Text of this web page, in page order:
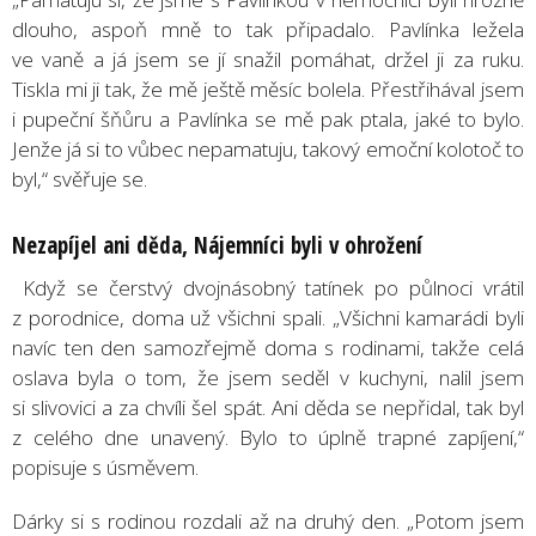
dlouho, aspoň mně to tak připadalo. Pavlínka ležela
ve vaně a já jsem se jí snažil pomáhat, držel ji za ruku.
Tiskla mi ji tak, že mě ještě měsíc bolela. Přestřihával jsem
i pupeční šňůru a Pavlínka se mě pak ptala, jaké to bylo.
Jenže já si to vůbec nepamatuju, takový emoční kolotoč to
byl,“ svěřuje se.
Nezapíjel ani děda, Nájemníci byli v ohrožení
Když se čerstvý dvojnásobný tatínek po půlnoci vrátil
z porodnice, doma už všichni spali. „Všichni kamarádi byli
navíc ten den samozřejmě doma s rodinami, takže celá
oslava byla o tom, že jsem seděl v kuchyni, nalil jsem
si slivovici a za chvíli šel spát. Ani děda se nepřidal, tak byl
z celého dne unavený. Bylo to úplně trapné zapíjení,“
popisuje s úsměvem.
Dárky si s rodinou rozdali až na druhý den. „Potom jsem